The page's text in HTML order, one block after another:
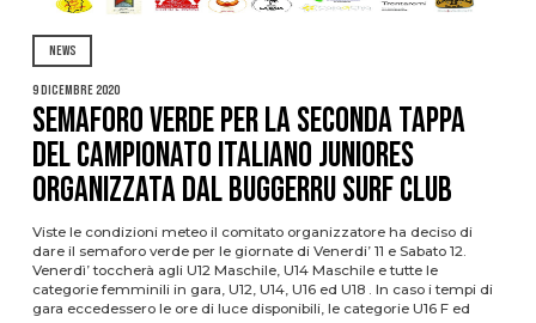
NEWS
9 Dicembre 2020
Semaforo verde per la seconda tappa
del Campionato Italiano Juniores
organizzata dal Buggerru Surf Club
Viste le condizioni meteo il comitato organizzatore ha deciso di
dare il semaforo verde per le giornate di Venerdi’ 11 e Sabato 12.
Venerdì’ toccherà agli U12 Maschile, U14 Maschile e tutte le
categorie femminili in gara, U12, U14, U16 ed U18 . In caso i tempi di
gara eccedessero le ore di luce disponibili, le categorie U16 F ed